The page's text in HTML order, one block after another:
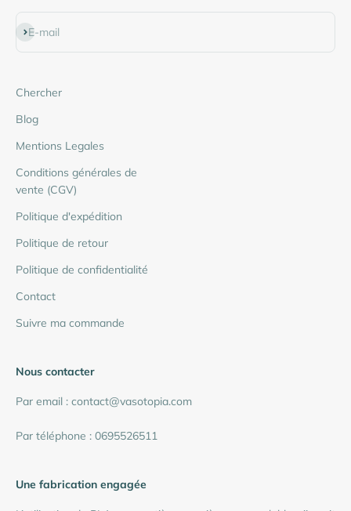
E-mail
S'inscrire
Chercher
Blog
Mentions Legales
Conditions générales de
vente (CGV)
Politique d'expédition
Politique de retour
Politique de confidentialité
Contact
Suivre ma commande
Nous contacter
Par email : contact@vasotopia.com
Par téléphone : 0695526511
Une fabrication engagée